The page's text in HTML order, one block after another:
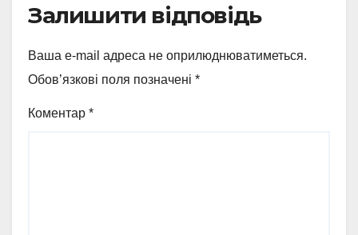
Залишити відповідь
Ваша e-mail адреса не оприлюднюватиметься.
Обов’язкові поля позначені *
Коментар *